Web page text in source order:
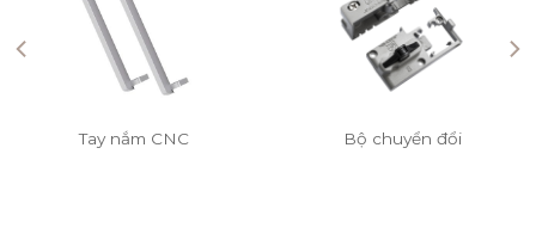
Tay nắm CNC Bộ chuyển đổi